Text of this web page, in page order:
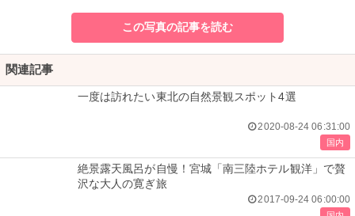
この写真の記事を読む
関連記事
一度は訪れたい東北の自然景観スポット4選
2020-08-24 06:31:00
国内
絶景露天風呂が自慢！宮城「南三陸ホテル観洋」で贅
沢な大人の寛ぎ旅
2017-09-24 06:00:00